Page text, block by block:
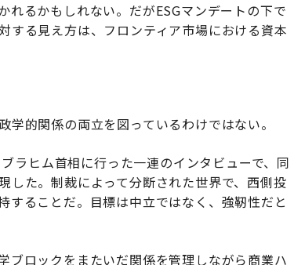
るかもしれない。だがESGマンデートの下で
する見え方は、フロンティア市場における資本
的関係の両立を図っているわけではない。
ラヒム首相に行った一連のインタビューで、同
した。制裁によって分断された世界で、西側投
することだ。目標は中立ではなく、強靭性だと
ブロックをまたいだ関係を管理しながら商業ハ